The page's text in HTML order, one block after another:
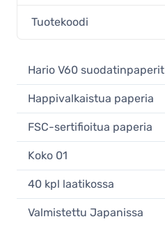
Tuotekoodi
Hario V60 suodatinpaperit
Happivalkaistua paperia
FSC-sertifioitua paperia
Koko 01
40 kpl laatikossa
Valmistettu Japanissa